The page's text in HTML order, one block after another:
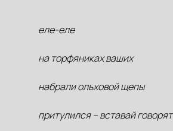
еле-еле
на торфяниках ваших
набрали ольховой щепы
притулился – вставай говорят